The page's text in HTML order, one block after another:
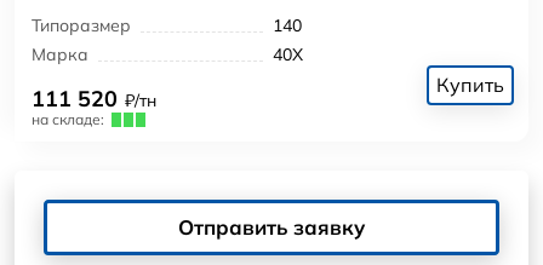
Типоразмер
140
Марка
40Х
111 520 ₽/тн
на складе:
Купить
Отправить заявку